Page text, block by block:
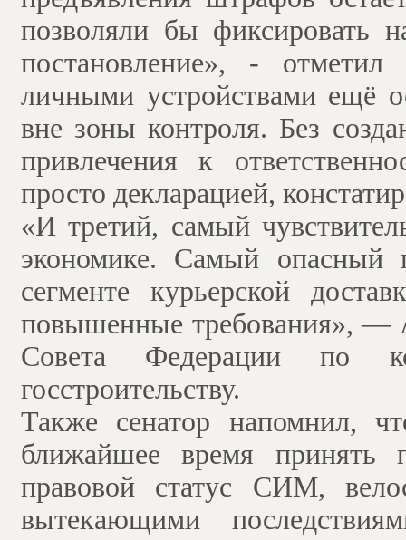
позволяли бы фиксировать
постановление», -
личными устройствами ещё
вне зоны контроля. Без
привлечения к
просто декларацией,
«И третий, самый
экономике. Самый опасный
сегменте курьерской
повышенные требования», —
Совета Федерации по
госстроительству.
Также сенатор напомнил,
ближайшее время принять
правовой статус СИМ,
вытекающими